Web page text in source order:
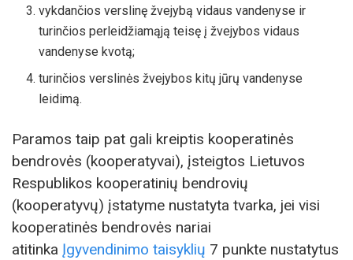
vykdančios verslinę žvejybą vidaus vandenyse ir
turinčios perleidžiamąją teisę į žvejybos vidaus
vandenyse kvotą;
turinčios verslinės žvejybos kitų jūrų vandenyse
leidimą.
Paramos taip pat gali kreiptis kooperatinės
bendrovės (kooperatyvai), įsteigtos Lietuvos
Respublikos kooperatinių bendrovių
(kooperatyvų) įstatyme nustatyta tvarka, jei visi
kooperatinės bendrovės nariai
atitinka Įgyvendinimo taisyklių 7 punkte nustatytus